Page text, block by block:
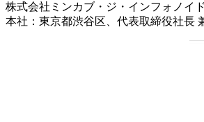
株式会社ミンカブ・ジ・インフォノイ
本社：東京都渋谷区、代表取締役社長